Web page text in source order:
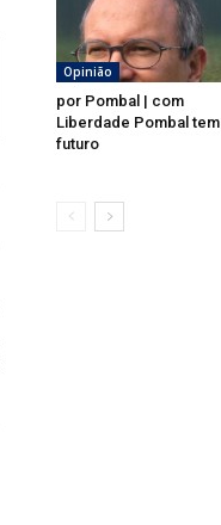
Opinião
por Pombal | com
Liberdade Pombal tem
futuro